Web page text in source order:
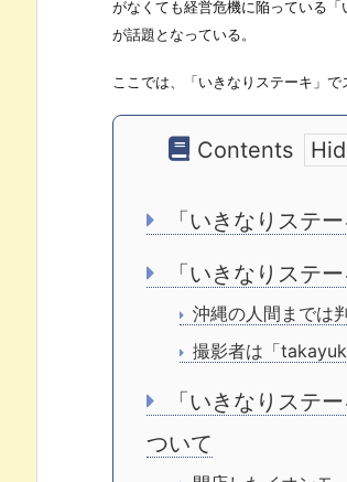
がなくても経営危機に陥っている
が話題となっている。
ここでは、「いきなりステーキ」
Contents
「いきなりステ
「いきなりステ
沖縄の人間までは
撮影者は「
「いきなりステ
ついて